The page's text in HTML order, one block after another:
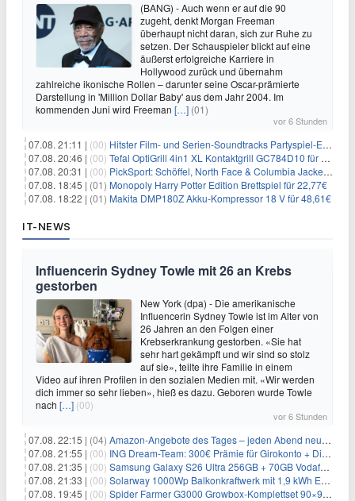
(BANG) - Auch wenn er auf die 90
zugeht, denkt Morgan Freeman
überhaupt nicht daran, sich zur Ruhe zu
setzen. Der Schauspieler blickt auf eine
äußerst erfolgreiche Karriere in
Hollywood zurück und übernahm
zahlreiche ikonische Rollen – darunter seine Oscar-prämierte
Darstellung in 'Million Dollar Baby' aus dem Jahr 2004. Im
kommenden Juni wird Freeman […] (01)
vor 6 Stunden
07.08. 21:11 | (00) Hitster Film- und Serien-Soundtracks Partyspiel-Erweiterung für 6,99€
07.08. 20:46 | (00) Tefal OptiGrill 4in1 XL Kontaktgrill GC784D10 für 239,99€
07.08. 20:31 | (00) PickSport: Schöffel, North Face & Columbia Jacken ab 39,60€
07.08. 18:45 | (01) Monopoly Harry Potter Edition Brettspiel für 22,77€
07.08. 18:22 | (01) Makita DMP180Z Akku-Kompressor 18 V für 48,61€
IT-NEWS
Influencerin Sydney Towle mit 26 an Krebs
gestorben
New York (dpa) - Die amerikanische
Influencerin Sydney Towle ist im Alter von
26 Jahren an den Folgen einer
Krebserkrankung gestorben. «Sie hat
sehr hart gekämpft und wir sind so stolz
auf sie», teilte ihre Familie in einem
Video auf ihren Profilen in den sozialen Medien mit. «Wir werden
dich immer so sehr lieben», hieß es dazu. Geboren wurde Towle
nach […] (00)
vor 6 Stunden
07.08. 22:15 | (04) Amazon-Angebote des Tages – jeden Abend neue Deals zum Stöbern
07.08. 21:55 | (00) ING Dream-Team: 300€ Prämie für Girokonto + Direkt-Depot
07.08. 21:35 | (00) Samsung Galaxy S26 Ultra 256GB + 70GB Vodafone-Netz für 34,99€/Monat (effektiv 4,74€/Monat)
07.08. 21:33 | (00) Solarway 1000Wp Balkonkraftwerk mit 1,9 kWh EcoFlow-Speicher für 719€ + 30€ Filial-Gutschein
07.08. 19:45 | (00) Spider Farmer G3000 Growbox-Komplettset 90×90×180 cm für 379,99€